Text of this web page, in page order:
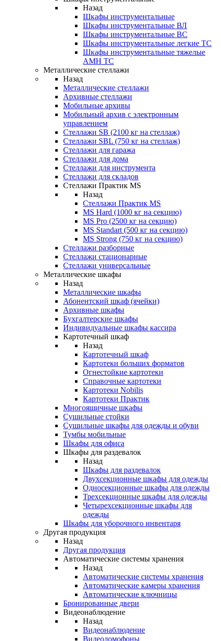
Назад
Шкафы инструментальные
Шкафы инструментальные ВЛ
Шкафы инструментальные ВС
Шкафы инструментальные легкие ТС
Шкафы инструментальные тяжелые
AMH TC
Металлические стеллажи
Назад
Металлические стеллажи
Архивные стеллажи
Мобильные архивы
Мобильный архив с электронным
управлением
Стеллажи SB (2100 кг на стеллаж)
Стеллажи SBL (750 кг на стеллаж)
Стеллажи для гаража
Стеллажи для дома
Стеллажи для инструмента
Стеллажи для складов
Стеллажи Практик MS
Назад
Стеллажи Практик MS
MS Hard (1000 кг на секцию)
MS Pro (2500 кг на секцию)
MS Standart (500 кг на секцию)
MS Strong (750 кг на секцию)
Стеллажи разборные
Стеллажи стационарные
Стеллажи универсальные
Металлические шкафы
Назад
Металлические шкафы
Абонентский шкаф (ячейки)
Архивные шкафы
Бухгалтерские шкафы
Индивидуальные шкафы кассира
Картотечный шкаф
Назад
Картотечный шкаф
Картотеки больших форматов
Огнестойкие картотеки
Справочные картотеки
Картотеки Nobilis
Картотеки Практик
Многоящичные шкафы
Сушильные стойки
Сушильные шкафы для одежды и обуви
Тумбы мобильные
Шкафы для офиса
Шкафы для раздевалок
Назад
Шкафы для раздевалок
Двухсекционные шкафы для одежды
Односекционные шкафы для одежды
Трехсекционные шкафы для одежды
Четырехсекционные шкафы для
одежды
Шкафы для уборочного инвентаря
Другая продукция
Назад
Другая продукция
Автоматические системы хранения
Назад
Автоматические системы хранения
Автоматические камеры хранения
Автоматические ключницы
Бронированные двери
Видеонаблюдение
Назад
Видеонаблюдение
Видеодомофоны